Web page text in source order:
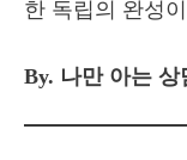
한 독립의 완성
By. 나만 아는 상